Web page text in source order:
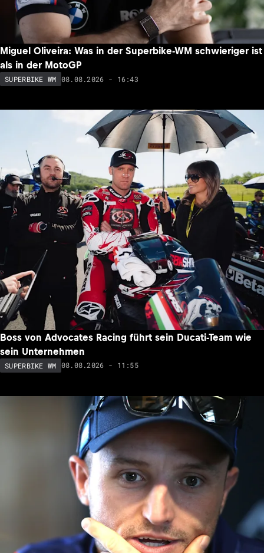
Miguel Oliveira: Was in der Superbike-WM schwieriger ist
als in der MotoGP
SUPERBIKE WM 08.08.2026 - 16:43
Boss von Advocates Racing führt sein Ducati-Team wie
sein Unternehmen
SUPERBIKE WM 08.08.2026 - 11:55